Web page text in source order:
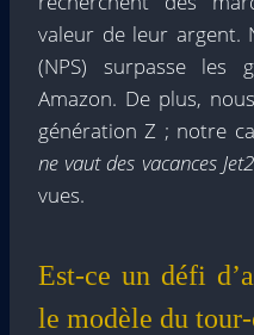
valeur de leur argent.
(NPS) surpasse les
Amazon. De plus,
génération Z ; notre
ne vaut des vacances
vues.
Est-ce un défi
le modèle du